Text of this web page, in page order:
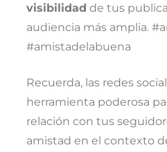
visibilidad de tus
audiencia más amplia.
#amistadelabuena
Recuerda, las redes
herramienta poderosa
relación con tus
amistad en el contexto